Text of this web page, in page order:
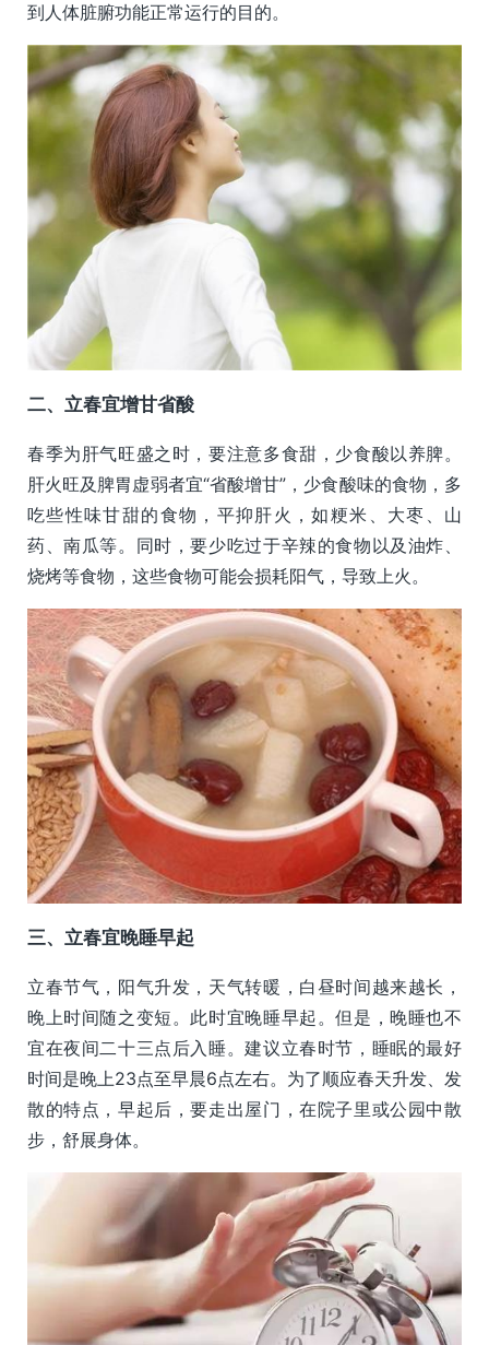
到人体脏腑功能正常运行的目的。
二、立春宜增甘省酸
春季为肝气旺盛之时，要注意多食甜，少食酸以养脾。
肝火旺及脾胃虚弱者宜“省酸增甘”，少食酸味的食物，多
吃些性味甘甜的食物，平抑肝火，如粳米、大枣、山
药、南瓜等。同时，要少吃过于辛辣的食物以及油炸、
烧烤等食物，这些食物可能会损耗阳气，导致上火。
三、立春宜晚睡早起
立春节气，阳气升发，天气转暖，白昼时间越来越长，
晚上时间随之变短。此时宜晚睡早起。但是，晚睡也不
宜在夜间二十三点后入睡。建议立春时节，睡眠的最好
时间是晚上23点至早晨6点左右。为了顺应春天升发、发
散的特点，早起后，要走出屋门，在院子里或公园中散
步，舒展身体。